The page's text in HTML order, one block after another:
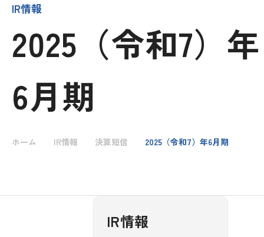
施工事例
IR情報
2025（令和7）年
6月期
ホーム IR情報 決算短信 2025（令和7）年6月期
IR情報